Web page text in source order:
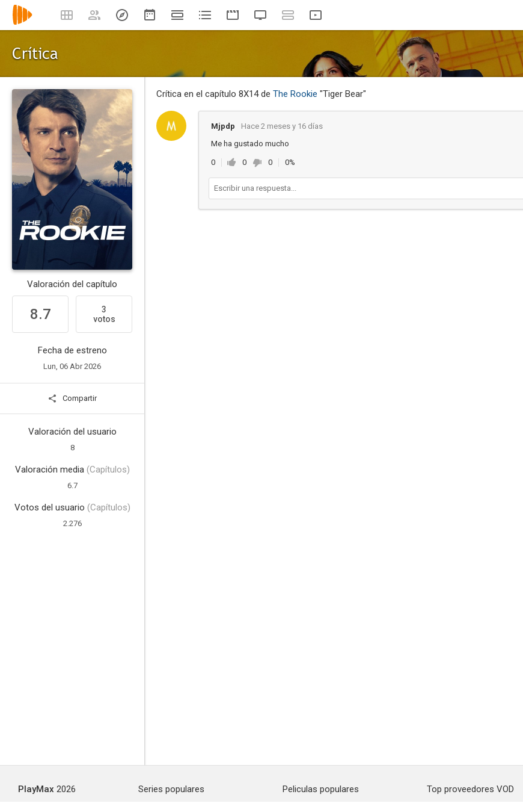
Crítica
Valoración del capítulo
8.7
3
votos
Fecha de estreno
Lun, 06 Abr 2026
Compartir
Valoración del usuario
8
Valoración media (Capítulos)
6.7
Votos del usuario (Capítulos)
2.276
Crítica en el capítulo 8X14 de The Rookie "Tiger Bear"
Mjpdp Hace 2 meses y 16 días
Me ha gustado mucho
0 0 0 0%
PlayMax 2026
Series populares
Peliculas populares
Top proveedores VOD